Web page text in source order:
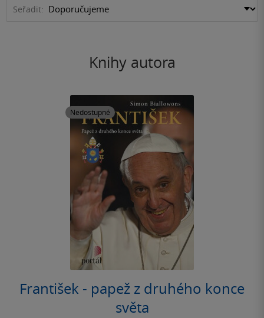
Seřadit:
Knihy autora
Nedostupné
František - papež z druhého konce
světa